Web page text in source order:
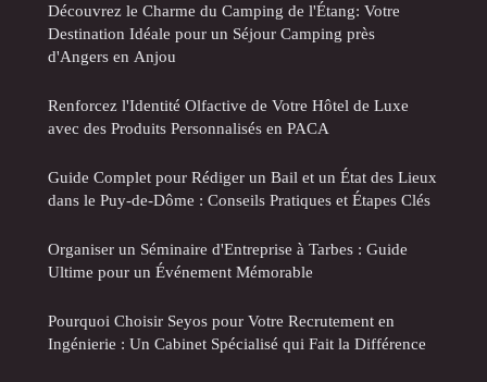
Découvrez le Charme du Camping de l'Étang: Votre
Destination Idéale pour un Séjour Camping près
d'Angers en Anjou
Renforcez l'Identité Olfactive de Votre Hôtel de Luxe
avec des Produits Personnalisés en PACA
Guide Complet pour Rédiger un Bail et un État des Lieux
dans le Puy-de-Dôme : Conseils Pratiques et Étapes Clés
Organiser un Séminaire d'Entreprise à Tarbes : Guide
Ultime pour un Événement Mémorable
Pourquoi Choisir Seyos pour Votre Recrutement en
Ingénierie : Un Cabinet Spécialisé qui Fait la Différence